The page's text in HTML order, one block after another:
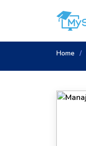
Home